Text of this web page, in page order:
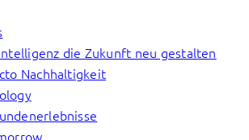
die Zukunft neu gestalten
Nachhaltigkeit